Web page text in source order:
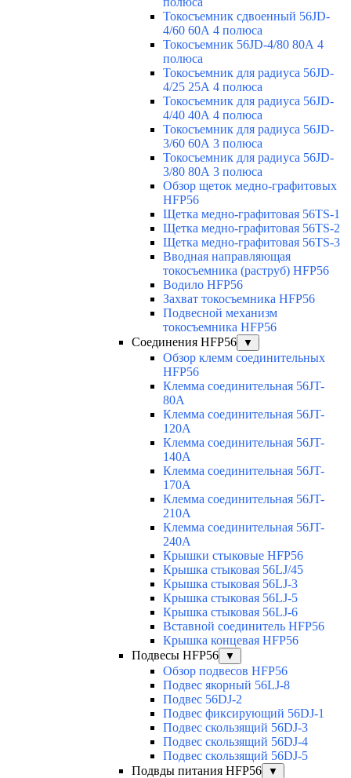
Токосъемник сдвоенный 56JD-
4/60 60А 4 полюса
Токосъемник 56JD-4/80 80А 4
полюса
Токосъемник для радиуса 56JD-
4/25 25А 4 полюса
Токосъемник для радиуса 56JD-
4/40 40А 4 полюса
Токосъемник для радиуса 56JD-
3/60 60А 3 полюса
Токосъемник для радиуса 56JD-
3/80 80А 3 полюса
Обзор щеток медно-графитовых
HFP56
Щетка медно-графитовая 56TS-1
Щетка медно-графитовая 56TS-2
Щетка медно-графитовая 56TS-3
Вводная направляющая
токосъемника (раструб) HFP56
Водило HFP56
Захват токосъемника HFP56
Подвесной механизм
токосъемника HFP56
Соединения HFP56
▼
Обзор клемм соединительных
HFP56
Клемма соединительная 56JT-
80A
Клемма соединительная 56JT-
120A
Клемма соединительная 56JT-
140A
Клемма соединительная 56JT-
170A
Клемма соединительная 56JT-
210A
Клемма соединительная 56JT-
240A
Крышки стыковые HFP56
Крышка стыковая 56LJ/45
Крышка стыковая 56LJ-3
Крышка стыковая 56LJ-5
Крышка стыковая 56LJ-6
Вставной соединитель HFP56
Крышка концевая HFP56
Подвесы HFP56
▼
Обзор подвесов HFP56
Подвес якорный 56LJ-8
Подвес 56DJ-2
Подвес фиксирующий 56DJ-1
Подвес скользящий 56DJ-3
Подвес скользящий 56DJ-4
Подвес скользящий 56DJ-5
Подвды питания HFP56
▼